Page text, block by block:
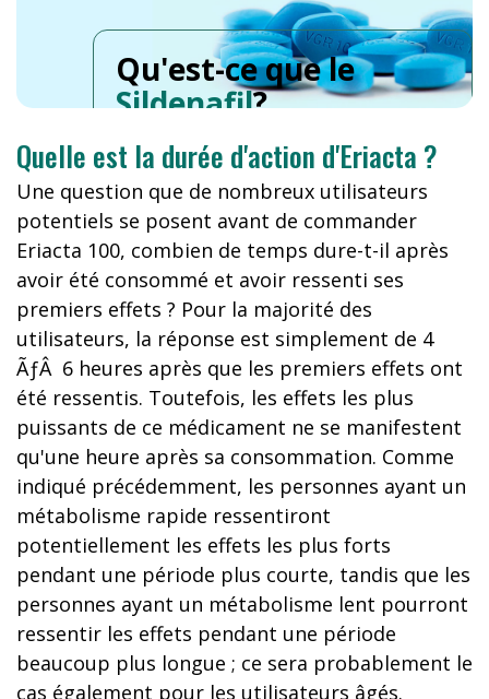
Qu'est-ce que le
Sildenafil?
Quelle est la durée d'action d'Eriacta ?
Une question que de nombreux utilisateurs
potentiels se posent avant de commander
Eriacta 100, combien de temps dure-t-il après
avoir été consommé et avoir ressenti ses
premiers effets ? Pour la majorité des
utilisateurs, la réponse est simplement de 4
ÃƒÂ 6 heures après que les premiers effets ont
été ressentis. Toutefois, les effets les plus
puissants de ce médicament ne se manifestent
qu'une heure après sa consommation. Comme
indiqué précédemment, les personnes ayant un
métabolisme rapide ressentiront
potentiellement les effets les plus forts
pendant une période plus courte, tandis que les
personnes ayant un métabolisme lent pourront
ressentir les effets pendant une période
beaucoup plus longue ; ce sera probablement le
cas également pour les utilisateurs âgés.